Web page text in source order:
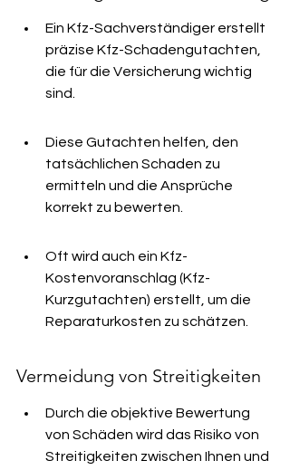
Ein Kfz-Sachverständiger erstellt
präzise Kfz-Schadengutachten,
die für die Versicherung wichtig
sind.
Diese Gutachten helfen, den
tatsächlichen Schaden zu
ermitteln und die Ansprüche
korrekt zu bewerten.
Oft wird auch ein Kfz-
Kostenvoranschlag (Kfz-
Kurzgutachten) erstellt, um die
Reparaturkosten zu schätzen.
Vermeidung von Streitigkeiten
Durch die objektive Bewertung
von Schäden wird das Risiko von
Streitigkeiten zwischen Ihnen und